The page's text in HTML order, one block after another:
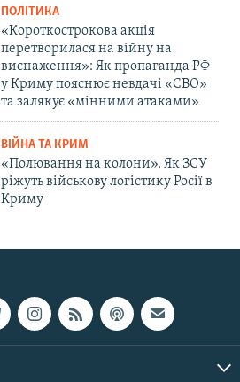
ПОЛІТИКА
«Короткострокова акція
перетворилася на війну на
виснаження»: Як пропаганда РФ
у Криму пояснює невдачі «СВО»
та залякує «мінними атаками»
ВІЙНА ТА КРИМ
«Полювання на колони». Як ЗСУ
ріжуть військову логістику Росії в
Криму